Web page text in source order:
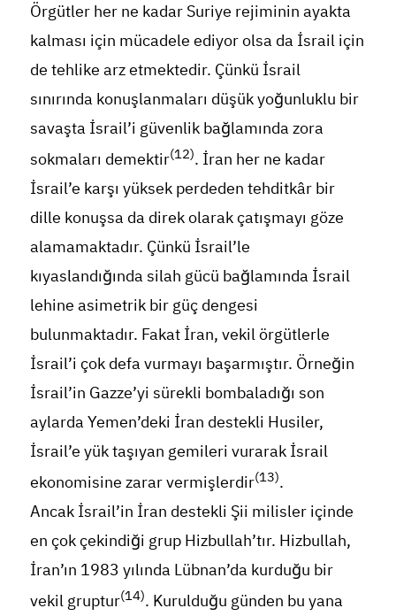
Örgütler her ne kadar Suriye rejiminin ayakta
kalması için mücadele ediyor olsa da İsrail için
de tehlike arz etmektedir. Çünkü İsrail
sınırında konuşlanmaları düşük yoğunluklu bir
savaşta İsrail’i güvenlik bağlamında zora
sokmaları demektir(12). İran her ne kadar
İsrail’e karşı yüksek perdeden tehditkâr bir
dille konuşsa da direk olarak çatışmayı göze
alamamaktadır. Çünkü İsrail’le
kıyaslandığında silah gücü bağlamında İsrail
lehine asimetrik bir güç dengesi
bulunmaktadır. Fakat İran, vekil örgütlerle
İsrail’i çok defa vurmayı başarmıştır. Örneğin
İsrail’in Gazze’yi sürekli bombaladığı son
aylarda Yemen’deki İran destekli Husiler,
İsrail’e yük taşıyan gemileri vurarak İsrail
ekonomisine zarar vermişlerdir(13).
Ancak İsrail’in İran destekli Şii milisler içinde
en çok çekindiği grup Hizbullah’tır. Hizbullah,
İran’ın 1983 yılında Lübnan’da kurduğu bir
vekil gruptur(14). Kurulduğu günden bu yana